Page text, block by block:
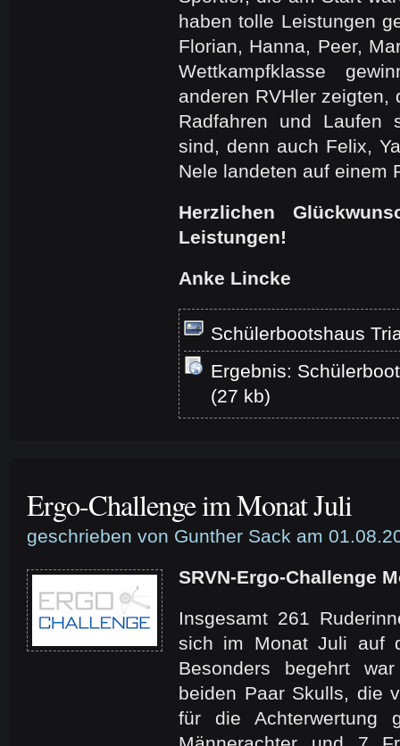
haben tolle Leistungen
Florian, Hanna, Peer,
Wettkampfklasse
anderen RVHler zeigten,
Radfahren und Laufen
sind, denn auch Felix,
Nele landeten auf einem
Herzlichen
Leistungen!
Anke Lincke
Schülerbootshaus
Ergebnis:
(27 kb)
Ergo-Challenge im Monat Juli
geschrieben von Gunther Sack am
SRVN-Ergo-Challenge
Insgesamt 261
sich im Monat Juli auf
Besonders begehrt
beiden Paar Skulls, die
für die Achterwertung